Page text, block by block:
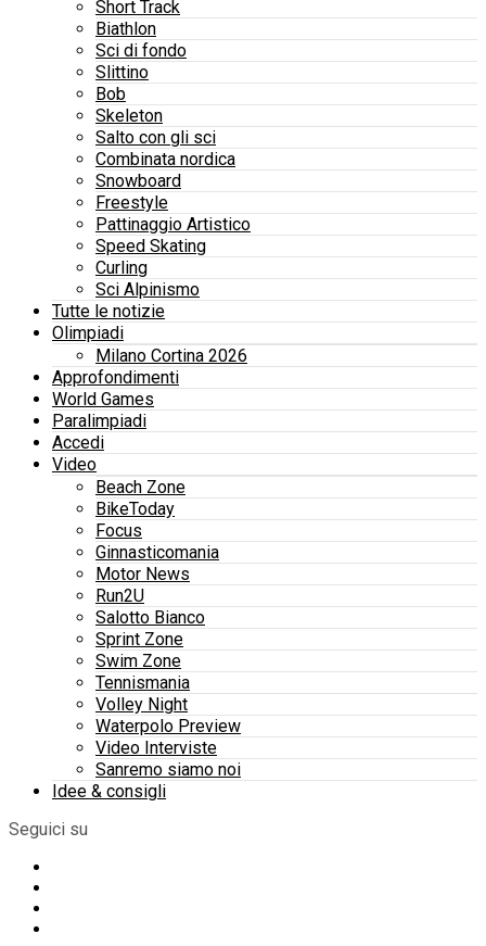
Short Track
Biathlon
Sci di fondo
Slittino
Bob
Skeleton
Salto con gli sci
Combinata nordica
Snowboard
Freestyle
Pattinaggio Artistico
Speed Skating
Curling
Sci Alpinismo
Tutte le notizie
Olimpiadi
Milano Cortina 2026
Approfondimenti
World Games
Paralimpiadi
Accedi
Video
Beach Zone
BikeToday
Focus
Ginnasticomania
Motor News
Run2U
Salotto Bianco
Sprint Zone
Swim Zone
Tennismania
Volley Night
Waterpolo Preview
Video Interviste
Sanremo siamo noi
Idee & consigli
Seguici su